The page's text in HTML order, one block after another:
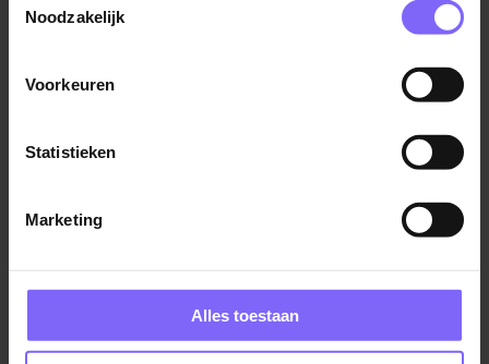
Noodzakelijk
Voorkeuren
Statistieken
Marketing
Alles toestaan
Bijbaan Lifeguard / Badmeester
America
Medewerker Sport en Cycle Center